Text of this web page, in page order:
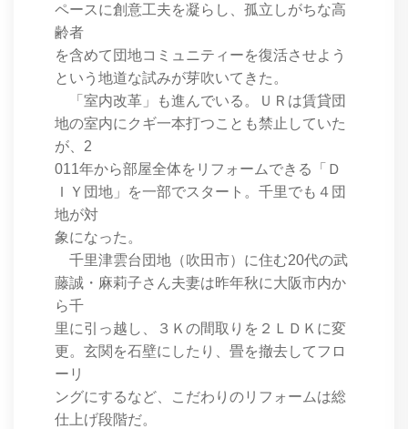
ペースに創意工夫を凝らし、孤立しがちな高
齢者
を含めて団地コミュニティーを復活させよう
という地道な試みが芽吹いてきた。
「室内改革」も進んでいる。ＵＲは賃貸団
地の室内にクギ一本打つことも禁止していた
が、2
011年から部屋全体をリフォームできる「Ｄ
ＩＹ団地」を一部でスタート。千里でも４団
地が対
象になった。
千里津雲台団地（吹田市）に住む20代の武
藤誠・麻莉子さん夫妻は昨年秋に大阪市内か
ら千
里に引っ越し、３Ｋの間取りを２ＬＤＫに変
更。玄関を石壁にしたり、畳を撤去してフロ
ーリ
ングにするなど、こだわりのリフォームは総
仕上げ段階だ。